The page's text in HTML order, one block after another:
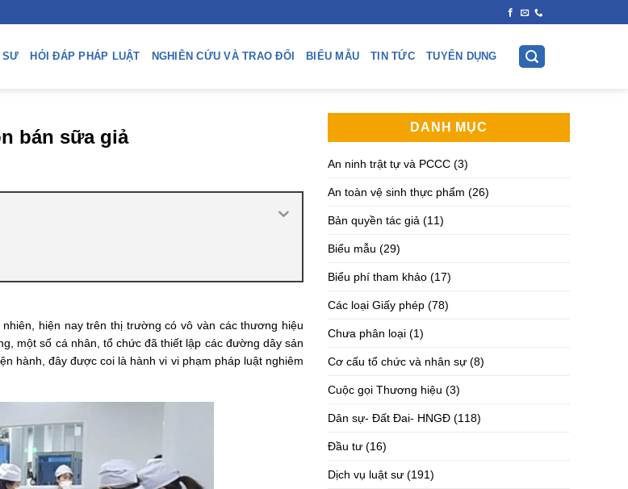
SƯ HỎI ĐÁP PHÁP LUẬT NGHIÊN CỨU VÀ TRAO ĐỔI BIỂU MẪU TIN TỨC TUYỂN DỤNG
bán sữa giả
hiện nay trên thị trường có vô vàn các thương hiệu
một số cá nhân, tổ chức đã thiết lập các đường dây sản
hành, đây được coi là hành vi vi phạm pháp luật nghiêm
DANH MỤC
An ninh trật tự và PCCC (3)
An toàn vệ sinh thực phẩm (26)
Bản quyền tác giả (11)
Biểu mẫu (29)
Biểu phí tham khảo (17)
Các loại Giấy phép (78)
Chưa phân loại (1)
Cơ cấu tổ chức và nhân sự (8)
Cuộc gọi Thương hiệu (3)
Dân sự- Đất Đai- HNGĐ (118)
Đầu tư (16)
Dịch vụ luật sư (191)